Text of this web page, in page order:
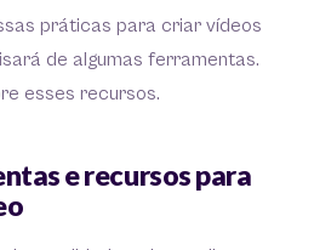
práticas para criar vídeos
de algumas ferramentas.
esses recursos.
e recursos para